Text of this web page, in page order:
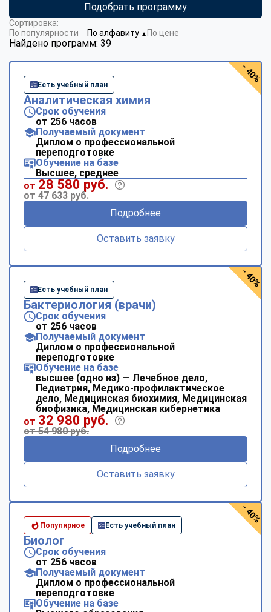
Подобрать программу
Найдено программ: 39
Сортировка:
По популярности
По алфавиту ▼ По цене
Есть учебный план
Аналитическая химия
Срок обучения
от 256 часов
Получаемый документ
Диплом о профессиональной
переподготовке
Обучение на базе
Высшее, среднее
от 28 580 руб.
от 47 633 руб.
Подробнее
Оставить заявку
- 40%
Есть учебный план
Бактериология (врачи)
Срок обучения
от 256 часов
Получаемый документ
Диплом о профессиональной
переподготовке
Обучение на базе
высшее (одно из) — Лечебное дело,
Педиатрия, Медико-профилактическое
дело, Медицинская биохимия, Медицинская
биофизика, Медицинская кибернетика
от 32 980 руб.
от 54 980 руб.
Подробнее
Оставить заявку
- 40%
Популярное Есть учебный план
Биолог
Срок обучения
от 256 часов
Получаемый документ
Диплом о профессиональной
переподготовке
Обучение на базе
- 40%